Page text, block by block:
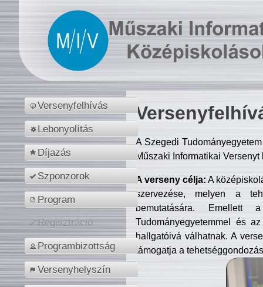
Versenyfelhívás
Lebonyolítás
Díjazás
Szponzorok
Program
Regisztráció
Programbizottság
Versenyhelyszín
A Szegedi
Műszaki Informatikai
A verseny célja: A
szervezése, melyen a
bemutatására. Emellett
Tudományegyetemmel és
hallgatóivá válhatnak. A
támogatja a